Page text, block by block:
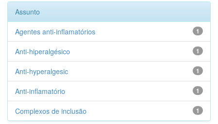
Assunto
1
Agentes anti-inflamatórios
1
Anti-hiperalgésico
1
Anti-hyperalgesic
1
Anti-inflamatório
1
Complexos de inclusão